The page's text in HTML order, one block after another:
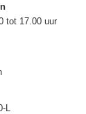
tot 17.00 uur
L